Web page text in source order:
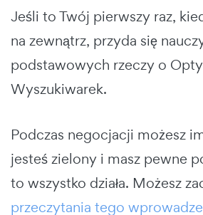
Jeśli to Twój pierwszy raz,
na zewnątrz, przyda się
podstawowych rzeczy o
Wyszukiwarek.
Podczas negocjacji możesz
jesteś zielony i masz pewne
to wszystko działa. Możesz
przeczytania tego